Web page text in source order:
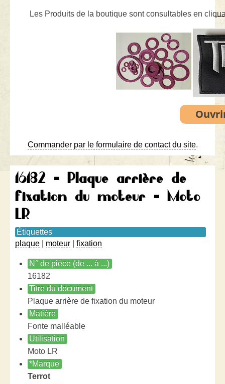
Les Produits de la boutique sont consultables en
Commander par le formulaire de contact du site.
16182 - Plaque arrière de
fixation du moteur - Moto
LR
Étiquettes
plaque
moteur fixation
N° de pièce (de ... à ...)
16182
Titre du document
Plaque arrière de fixation du moteur
Matière
Fonte malléable
Utilisation
Moto LR
*Marque
Terrot